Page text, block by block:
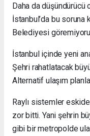
Daha da düşündürücü
İstanbul’da bu soruna
Belediyesi
İstanbul içinde yeni
Şehri rahatlatacak
Alternatif ulaşım
Raylı sistemler
zor bitti. Yani şehrin
gibi bir metropolde